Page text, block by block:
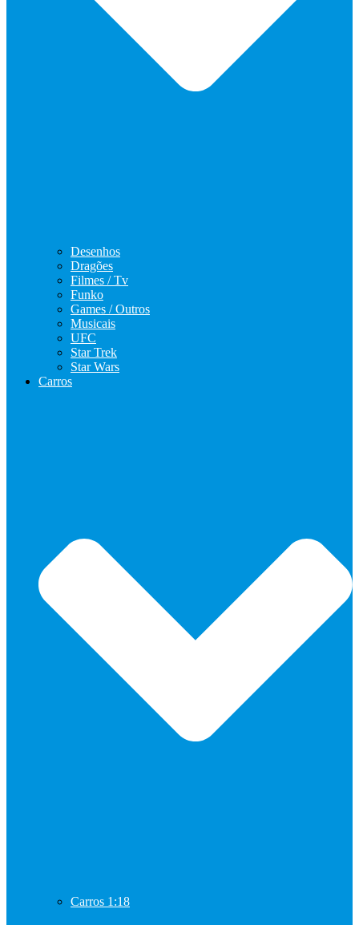
Desenhos
Dragões
Filmes / Tv
Funko
Games / Outros
Musicais
UFC
Star Trek
Star Wars
Carros
Carros 1:18